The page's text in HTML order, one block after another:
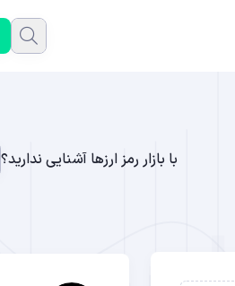
با بازار رمز ارزها آشنایی ندارید؟